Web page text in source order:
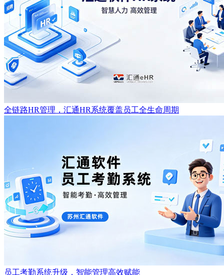
全链路HR管理，汇通HR系统覆盖员工全生命周期
员工考勤系统升级，智能管理高效赋能